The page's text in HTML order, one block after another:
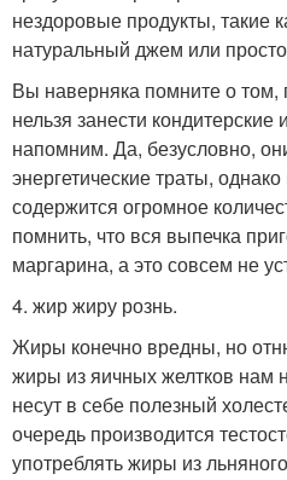
нездоровые продукты, такие
натуральный джем или
Вы наверняка помните о том,
нельзя занести
напомним. Да, безусловно,
энергетические траты,
содержится огромное
помнить, что вся выпечка
маргарина, а это совсем не
4. жир жиру рознь.
Жиры конечно вредны, но
жиры из яичных желтков нам
несут в себе полезный
очередь производится
употреблять жиры из